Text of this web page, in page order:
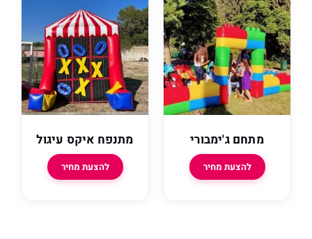
ג'ימבורי
להצעת מחיר
מתנפח איקס עיגול
להצעת מחיר